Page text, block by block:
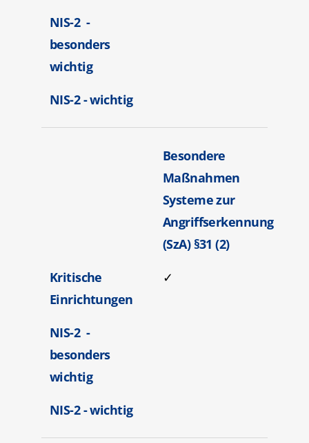
NIS-2 -
besonders
wichtig
NIS-2 - wichtig
Besondere
Maßnahmen
Systeme zur
Angriffserkennung
(SzA) §31 (2)
Kritische
Einrichtungen
✓
NIS-2 -
besonders
wichtig
NIS-2 - wichtig